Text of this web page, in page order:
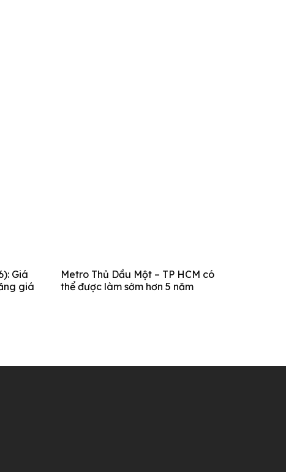
Giá
giá
Metro Thủ Dầu Một – TP HCM có
thể được làm sớm hơn 5 năm